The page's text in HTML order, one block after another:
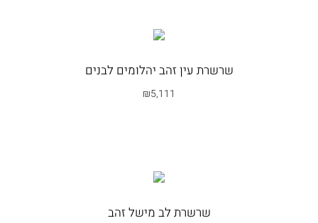
שרשרת עין זהב יהלומים לבנים
₪5,111
שרשרת לב מישל זהב